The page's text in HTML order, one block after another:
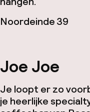
Noordeinde 39
Joe Joe
Je loopt er zo
je heerlijke